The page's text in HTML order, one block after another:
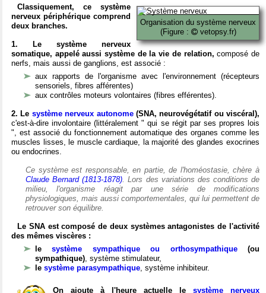
Organisation du système nerveux
(Figure :
vetopsy.fr)
Classiquement, ce système
nerveux périphérique comprend
deux branches.
1. Le système nerveux
somatique, appelé aussi système de la vie de relation, composé de
nerfs, mais aussi de ganglions, est associé :
aux rapports de l'organisme avec l'environnement (récepteurs
sensoriels, fibres afférentes)
aux contrôles moteurs volontaires (fibres efférentes).
2. Le système nerveux autonome(SNA, neurovégétatif ou viscéral),
c'est-à-dire involontaire (littéralement " qui se régit par ses propres lois
", est associé du fonctionnement automatique des organes comme les
muscles lisses, le muscle cardiaque, la majorité des glandes exocrines
ou endocrines.
Ce système est responsable, en partie, de l'homéostasie, chère à
Claude Bernard (1813-1878). Lors des variations des conditions de
milieu, l'organisme réagit par une série de modifications
physiologiques, mais aussi comportementales, qui lui permettent de
retrouver son équilibre.
Le SNA est composé de deux systèmes antagonistes de l'activité
des mêmes viscères :
lesystème sympathique ou orthosympathique(ou
sympathique), système stimulateur,
le système parasympathique, système inhibiteur.
On ajoute à l'heure actuelle le système nerveux